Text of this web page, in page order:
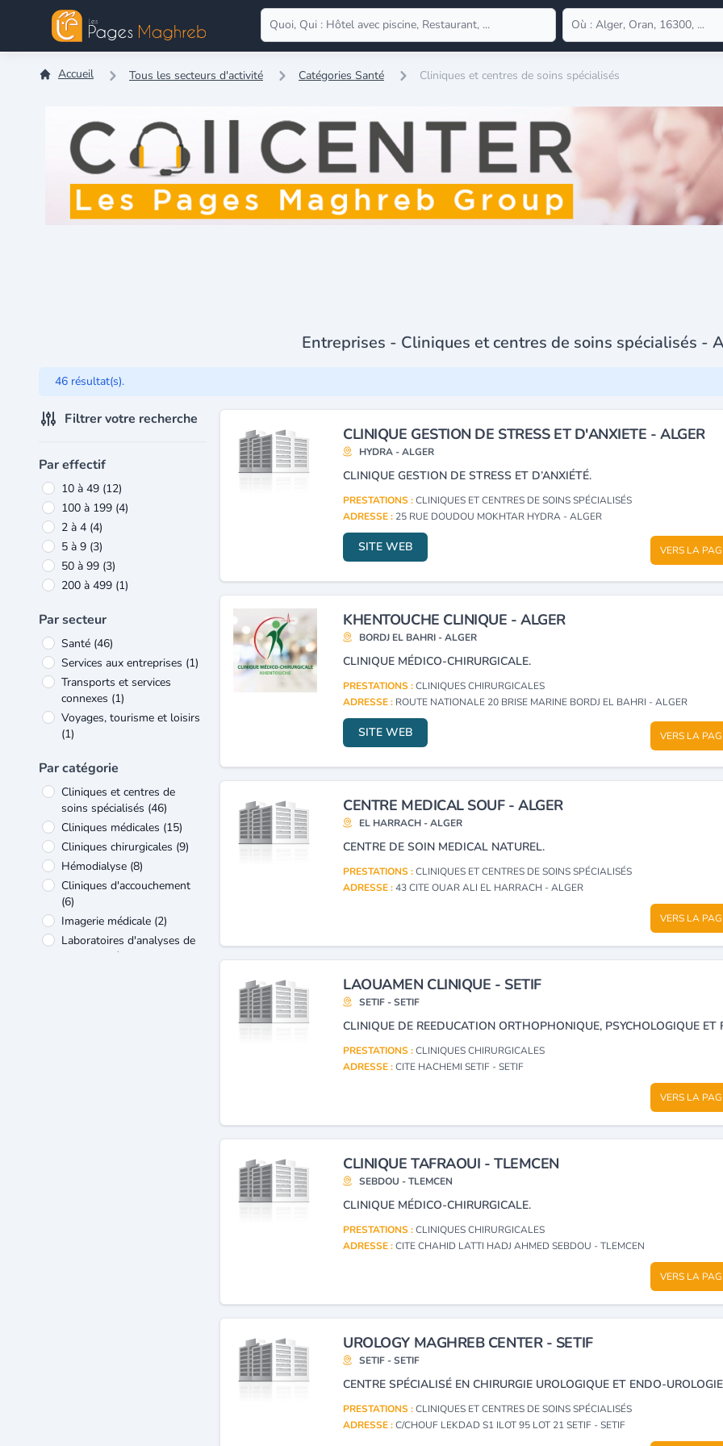
Accueil Tous les secteurs d'activité Catégories Santé Cliniques et centres de soins spécialisés
Entreprises - Cliniques et centres de soins spécialisés -
46 résultat(s).
Filtrer votre recherche
Par effectif
10 à 49 (12)
100 à 199 (4)
2 à 4 (4)
5 à 9 (3)
50 à 99 (3)
200 à 499 (1)
Par secteur
Santé (46)
Services aux entreprises (1)
Transports et services
connexes (1)
Voyages, tourisme et loisirs
(1)
Par catégorie
Cliniques et centres de
soins spécialisés (46)
Cliniques médicales (15)
Cliniques chirurgicales (9)
Hémodialyse (8)
Cliniques d'accouchement
(6)
Imagerie médicale (2)
Laboratoires d'analyses de
biologie médicale
CLINIQUE GESTION DE STRESS ET D'ANXIETE - ALGER
HYDRA - ALGER
CLINIQUE GESTION DE STRESS ET D’ANXIÉTÉ.
PRESTATIONS :CLINIQUES ET CENTRES DE SOINS SPÉCIALISÉS
ADRESSE : 25 RUE DOUDOU MOKHTAR HYDRA - ALGER
SITE WEB VERS LA
KHENTOUCHE CLINIQUE - ALGER
BORDJ EL BAHRI - ALGER
CLINIQUE MÉDICO-CHIRURGICALE.
PRESTATIONS :CLINIQUES CHIRURGICALES
ADRESSE : ROUTE NATIONALE 20 BRISE MARINE BORDJ EL BAHRI - ALGER
SITE WEB VERS LA
CENTRE MEDICAL SOUF - ALGER
EL HARRACH - ALGER
CENTRE DE SOIN MEDICAL NATUREL.
PRESTATIONS :CLINIQUES ET CENTRES DE SOINS SPÉCIALISÉS
ADRESSE :43 CITE OUAR ALI EL HARRACH - ALGER
VERS LA
LAOUAMEN CLINIQUE - SETIF
SETIF - SETIF
PRESTATIONS :CLINIQUES CHIRURGICALES
ADRESSE :CITE HACHEMI SETIF - SETIF
VERS LA
CLINIQUE TAFRAOUI - TLEMCEN
SEBDOU - TLEMCEN
CLINIQUE MÉDICO-CHIRURGICALE.
PRESTATIONS :CLINIQUES CHIRURGICALES
ADRESSE :CITE CHAHID LATTI HADJ AHMED SEBDOU - TLEMCEN
VERS LA
UROLOGY MAGHREB CENTER - SETIF
SETIF - SETIF
CENTRE SPÉCIALISÉ EN CHIRURGIE UROLOGIQUE ET ENDO-
PRESTATIONS :CLINIQUES ET CENTRES DE SOINS SPÉCIALISÉS
ADRESSE :C/CHOUF LEKDAD S1 ILOT 95 LOT 21 SETIF - SETIF